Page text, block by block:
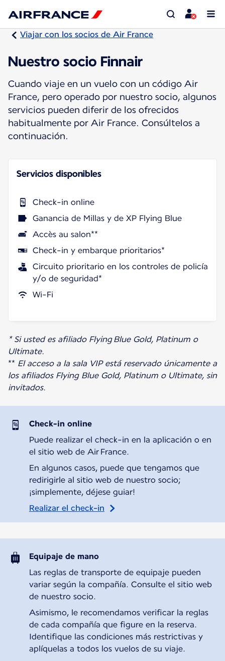
Viajar con los socios de Air France
Nuestro socio Finnair
Cuando viaje en un vuelo con un código Air
France, pero operado por nuestro socio, algunos
servicios pueden diferir de los ofrecidos
habitualmente por Air France. Consúltelos a
continuación.
Servicios disponibles
Check-in online
Ganancia de Millas y de XP Flying Blue
Accès au salon**
Check-in y embarque prioritarios*
Circuito prioritario en los controles de policía
y/o de seguridad*
Wi-Fi
* Si usted es afiliado Flying Blue Gold, Platinum o
Ultimate.
** El acceso a la sala VIP está reservado únicamente a
los afiliados Flying Blue Gold, Platinum o Ultimate, sin
invitados.
Check-in online
Puede realizar el check-in en la aplicación o en
el sitio web de Air France.
En algunos casos, puede que tengamos que
redirigirle al sitio web de nuestro socio;
¡simplemente, déjese guiar!
Realizar el check-in
Equipaje de mano
Las reglas de transporte de equipaje pueden
variar según la compañía. Consulte el sitio web
de nuestro socio.
Asimismo, le recomendamos verificar la reglas
de cada compañía que figure en la reserva.
Identifique las condiciones más restrictivas y
aplíquelas a todos los vuelos de su viaje.